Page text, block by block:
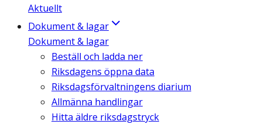
Aktuellt
Dokument & lagar
Dokument & lagar
Beställ och ladda ner
Riksdagens öppna data
Riksdagsförvaltningens diarium
Allmänna handlingar
Hitta äldre riksdagstryck